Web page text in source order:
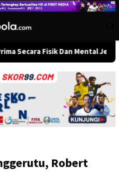
Fisik Dan Mental Jelang
Robert